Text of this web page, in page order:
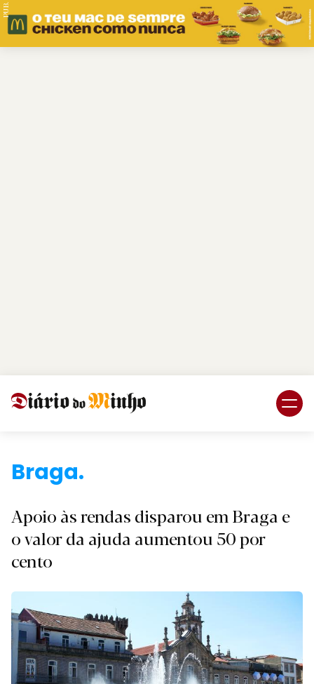
PUB.
Braga.
Apoio às rendas disparou em Braga e
o valor da ajuda aumentou 50 por
cento